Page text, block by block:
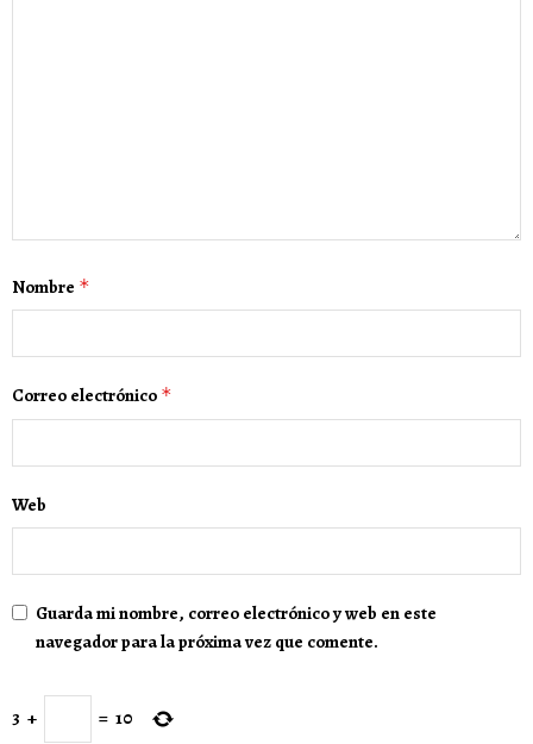
Nombre *
Correo electrónico *
Web
Guarda mi nombre, correo electrónico y web en este
navegador para la próxima vez que comente.
3 + = 10